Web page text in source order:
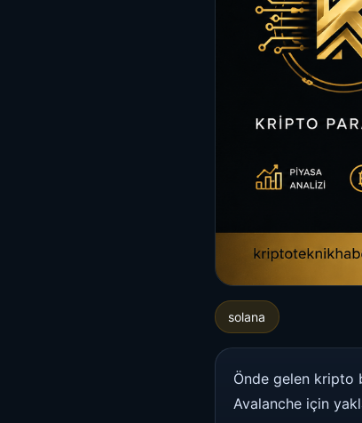
solana
Önde gelen kripto
Avalanche için